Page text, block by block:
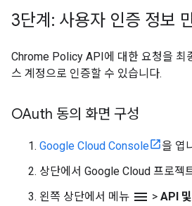
3단계: 사용자 인증 정보
Chrome Policy API에 대한 요청을 최
스 계정으로 인증할 수 있습니다.
OAuth 동의 화면 구성
Google Cloud Console
을 엽
상단에서 Google Cloud 프로젝
왼쪽 상단에서 메뉴 menu > API